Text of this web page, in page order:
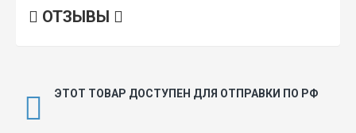
ОТЗЫВЫ
ЭТОТ ТОВАР ДОСТУПЕН ДЛЯ ОТПРАВКИ ПО РФ